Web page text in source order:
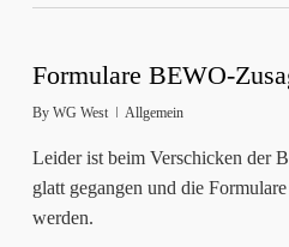
Formulare BEWO-
By WG West Allgemein
Leider ist beim Verschicken der
glatt gegangen und die
werden.